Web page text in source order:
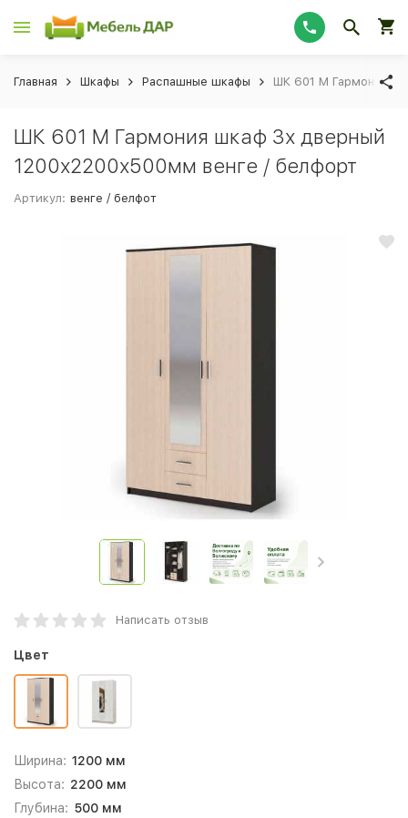
Главная Шкафы Распашные шкафы ШК 601 М Гармония
ШК 601 М Гармония шкаф 3х дверный
1200х2200х500мм венге / белфорт
Артикул: венге / белфот
Написать отзыв
Цвет
Ширина: 1200 мм
Высота: 2200 мм
Глубина: 500 мм